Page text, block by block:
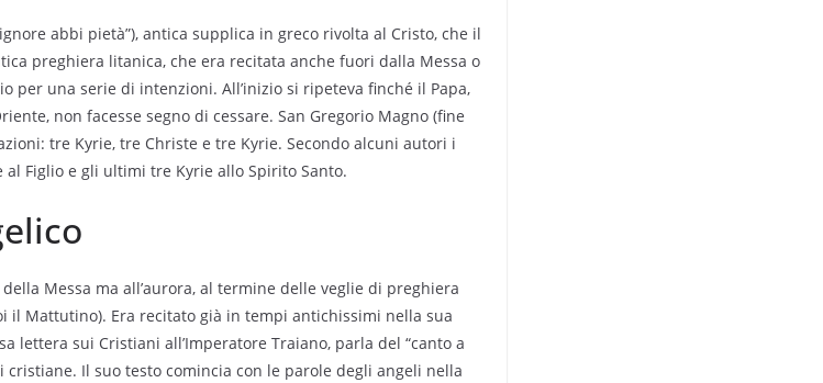
abbi pietà”), antica supplica in greco rivolta al Cristo, che il
preghiera litanica, che era recitata anche fuori dalla Messa o
per una serie di intenzioni. All’inizio si ripeteva finché il Papa,
non facesse segno di cessare. San Gregorio Magno (fine
tre Kyrie, tre Christe e tre Kyrie. Secondo alcuni autori i
Figlio e gli ultimi tre Kyrie allo Spirito Santo.
Messa ma all’aurora, al termine delle veglie di preghiera
il Mattutino). Era recitato già in tempi antichissimi nella sua
lettera sui Cristiani all’Imperatore Traiano, parla del “canto a
cristiane. Il suo testo comincia con le parole degli angeli nella